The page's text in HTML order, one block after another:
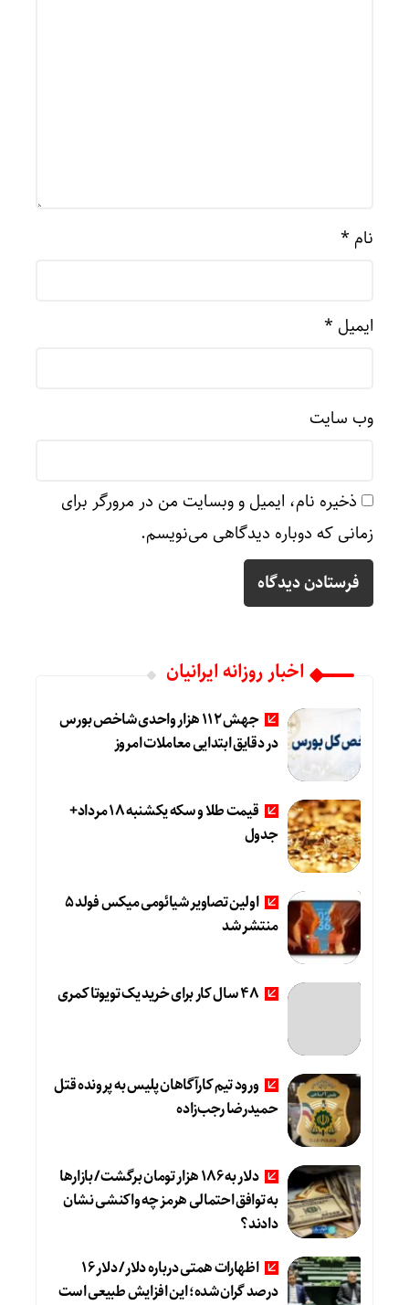
نام *
ایمیل *
وب‌ سایت
ذخیره نام، ایمیل و وبسایت من در مرورگر برای
زمانی که دوباره دیدگاهی می‌نویسم.
اخبار روزانه ایرانیان
جهش 112 هزار واحدی شاخص بورس
در دقایق ابتدایی معاملات امروز
قیمت طلا و سکه یکشنبه 18 مرداد+
جدول
اولین تصاویر شیائومی میکس فولد ۵
منتشر شد
۴۸ سال کار برای خرید یک تویوتا کمری
ورود تیم کارآگاهان پلیس به پرونده قتل
حمیدرضا رجب‌زاده
دلار به 186 هزار تومان برگشت/ بازارها
به توافق احتمالی هرمز چه واکنشی نشان
دادند؟
اظهارات همتی درباره دلار/ دلار ۱۶
درصد گران شده؛ این افزایش طبیعی است